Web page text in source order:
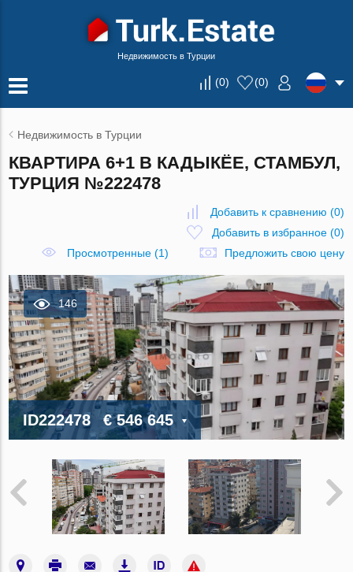
Недвижимость в Турции
(0) (0)
Недвижимость в Турции
КВАРТИРА 6+1 В КАДЫКЁЕ, СТАМБУЛ,
ТУРЦИЯ №222478
Добавить к сравнению (0)
Добавить в избранное(0)
Просмотренные (1)
Предложить свою цену
146
ID222478 € 546 645